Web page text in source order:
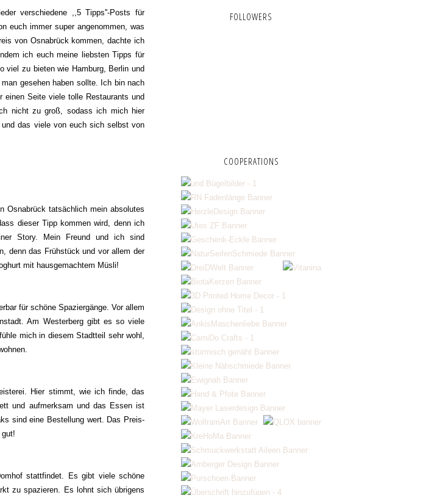
verschiedene ,,5 Tipps''-Posts für
euch immer super angenommen, was
von Osnabrück kommen, dachte ich
ich euch meine liebsten Tipps für
viel zu bieten wie Hamburg, Berlin und
gesehen haben sollte. Ich bin nach
Seite viele tolle Restaurants und
nicht zu groß, sodass ich mich hier
das viele von euch sich selbst von
Osnabrück tatsächlich mein absolutes
dieser Tipp kommen wird, denn ich
Story. Mein Freund und ich sind
denn das Frühstück und vor allem der
mit hausgemachtem Müsli!
für schöne Spaziergänge. Vor allem
Am Westerberg gibt es so viele
mich in diesem Stadtteil sehr wohl,
Hier stimmt, wie ich finde, das
und aufmerksam und das Essen ist
sind eine Bestellung wert. Das Preis-
stattfindet. Es gibt viele schöne
zu spazieren. Es lohnt sich übrigens
FOLLOWERS
COOPERATIONS